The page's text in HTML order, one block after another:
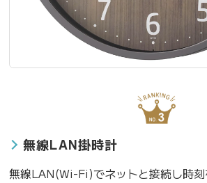
無線LAN掛時計
無線LAN(Wi-Fi)でネットと接続し時